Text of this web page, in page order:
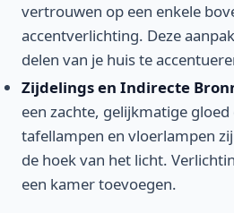
vertrouwen op een enkele
accentverlichting. Deze
delen van je huis te
Zijdelings en Indirecte
een zachte, gelijkmatige
tafellampen en vloerlampen
de hoek van het licht.
een kamer toevoegen.